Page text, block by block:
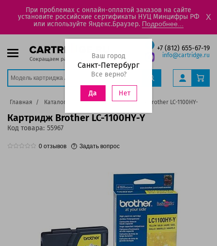
При проблемах с онлайн-оплатой заказов на сайте
установите российские сертификаты НУЦ Минцифры РФ
или используйте Яндекс.Браузер. Подробнее...
X
+7 (812) 655-67-19
info@cartridge.ru
Ваш город
Санкт-Петербург
Все верно?
Да Нет
Главная Каталог Картриджи Картридж Brother LC-1100HY-Y
Картридж Brother LC-1100HY-Y
Код товара: 55967
0 отзывов Задать вопрос